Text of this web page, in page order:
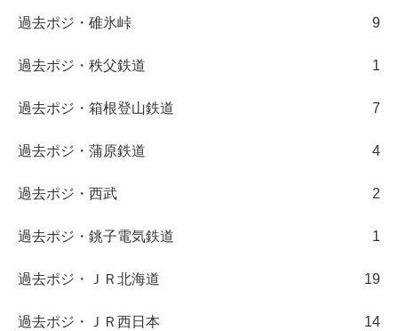
過去ポジ・碓氷峠 9
過去ポジ・秩父鉄道 1
過去ポジ・箱根登山鉄道 7
過去ポジ・蒲原鉄道 4
過去ポジ・西武 2
過去ポジ・銚子電気鉄道 1
過去ポジ・ＪＲ北海道 19
過去ポジ・ＪＲ西日本 14